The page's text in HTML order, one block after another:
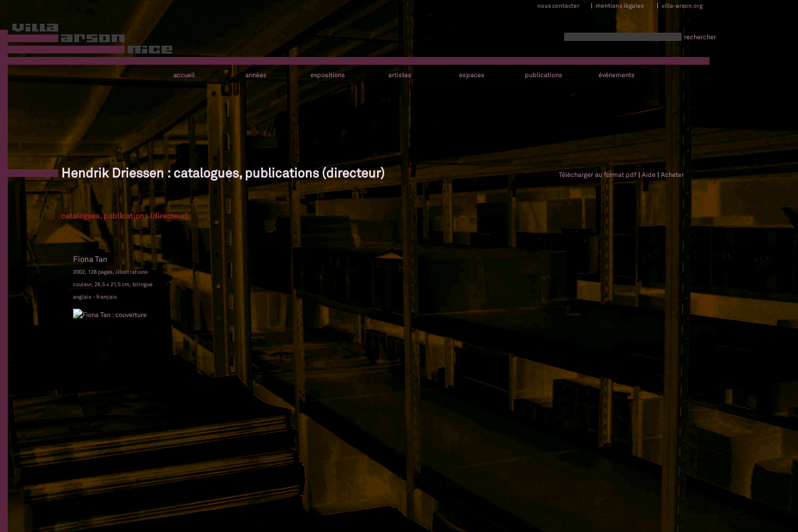
nous contacter | mentions légales | villa-arson.org
rechercher
accueil années expositions artistes espaces publications événements
Hendrik Driessen : catalogues, publications (directeur) Télécharger au format pdf |Aide|Acheter
catalogues, publications (directeur)
Fiona Tan
2002, 128 pages, illustrations
couleur, 26,5 x 21,5 cm, bilingue
anglais - français